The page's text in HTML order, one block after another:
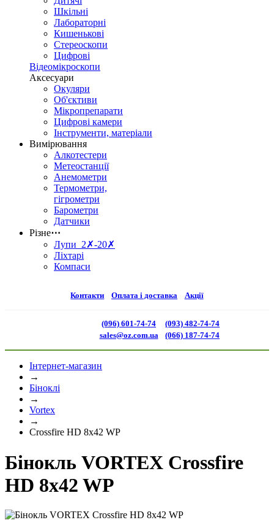
Шкільні
Лабораторні
Кишенькові
Стереоскопи
Цифрові
Відеомікроскопи
Аксесуари
Окуляри
Об'єктиви
Мікропрепарати
Цифрові камери
Інструменти, матеріали
Вимірювання
Алкотестери
Метеостанції
Анемометри
Термометри,
гігрометри
Барометри
Датчики
Різне⋯
Лупи 2✗-20✗
Ліхтарі
Компаси
Контакти Оплата і доставка Акції
(096) 601-74-74
sales@oz.com.ua
(093) 482-74-74
(066) 187-74-74
Інтернет-магазин
→
Біноклі
→
Vortex
→
Crossfire HD 8x42 WP
Бінокль VORTEX Crossfire
HD 8x42 WP